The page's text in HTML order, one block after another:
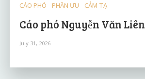
CÁO PHÓ - PHÂN ƯU - CẢM TẠ
Cáo phó Nguyễn Văn Liên
July 31, 2026